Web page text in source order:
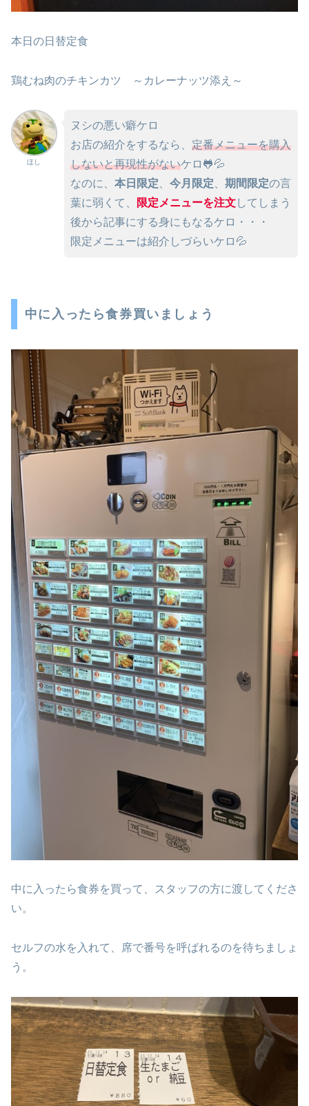
本日の日替定食
鶏むね肉のチキンカツ ～カレーナッツ添え～
ほし
ヌシの悪い癖ケロ
お店の紹介をするなら、 定番メニューを購入
しないと再現性がないケロ🐸💦
なのに、 本日限定 今月限定 期間限定の言
葉に弱くて、
限定メニューを注文してしまう
後から記事にする身にもなるケロ・・・
限定メニューは紹介しづらいケロ💦
中に入ったら食券買いましょう
中に入ったら食券を買って、スタッフの方に渡してくださ
い。
セルフの水を入れて、席で番号を呼ばれるのを待ちましょ
う。